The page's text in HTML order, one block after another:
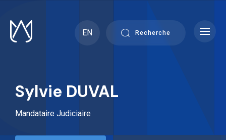
content
EN
Recherche
Sylvie DUVAL
Mandataire Judiciaire